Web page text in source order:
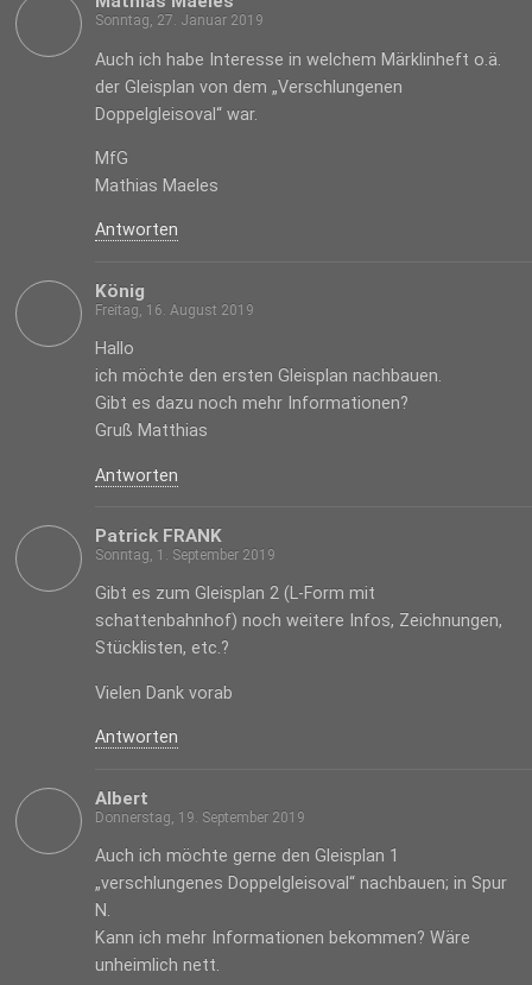
Sonntag, 27. Januar 2019
Auch ich habe Interesse in welchem Märklinheft o.ä.
der Gleisplan von dem „Verschlungenen
Doppelgleisoval“ war.
MfG
Mathias Maeles
Antworten
König
Freitag, 16. August 2019
Hallo
ich möchte den ersten Gleisplan nachbauen.
Gibt es dazu noch mehr Informationen?
Gruß Matthias
Antworten
Patrick FRANK
Sonntag, 1. September 2019
Gibt es zum Gleisplan 2 (L-Form mit
schattenbahnhof) noch weitere Infos, Zeichnungen,
Stücklisten, etc.?
Vielen Dank vorab
Antworten
Albert
Donnerstag, 19. September 2019
Auch ich möchte gerne den Gleisplan 1
„verschlungenes Doppelgleisoval“ nachbauen; in Spur
N.
Kann ich mehr Informationen bekommen? Wäre
unheimlich nett.